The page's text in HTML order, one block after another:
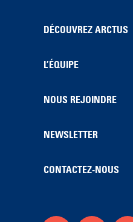
DÉCOUVREZ ARCTUS
L’ÉQUIPE
NOUS REJOINDRE
NEWSLETTER
CONTACTEZ-NOUS